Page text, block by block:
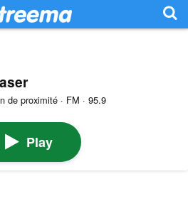
de proximité · FM · 95.9
Play